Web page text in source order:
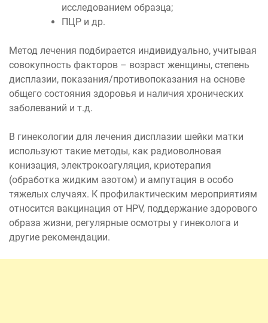
исследованием образца;
ПЦР и др.
Метод лечения подбирается индивидуально, учитывая
совокупность факторов – возраст женщины, степень
дисплазии, показания/противопоказания на основе
общего состояния здоровья и наличия хронических
заболеваний и т.д.
В гинекологии для лечения дисплазии шейки матки
используют такие методы, как радиоволновая
конизация, электрокоагуляция, криотерапия
(обработка жидким азотом) и ампутация в особо
тяжелых случаях. К профилактическим мероприятиям
относится вакцинация от HPV, поддержание здорового
образа жизни, регулярные осмотры у гинеколога и
другие рекомендации.